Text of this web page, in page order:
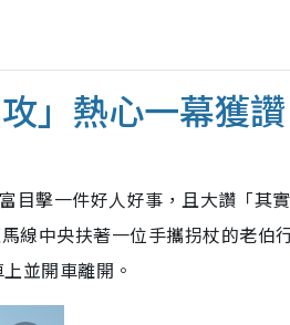
」熱心一幕獲讚
目擊一件好人好事，且大讚「其
線中央扶著一位手攜拐杖的老伯
並開車離開。